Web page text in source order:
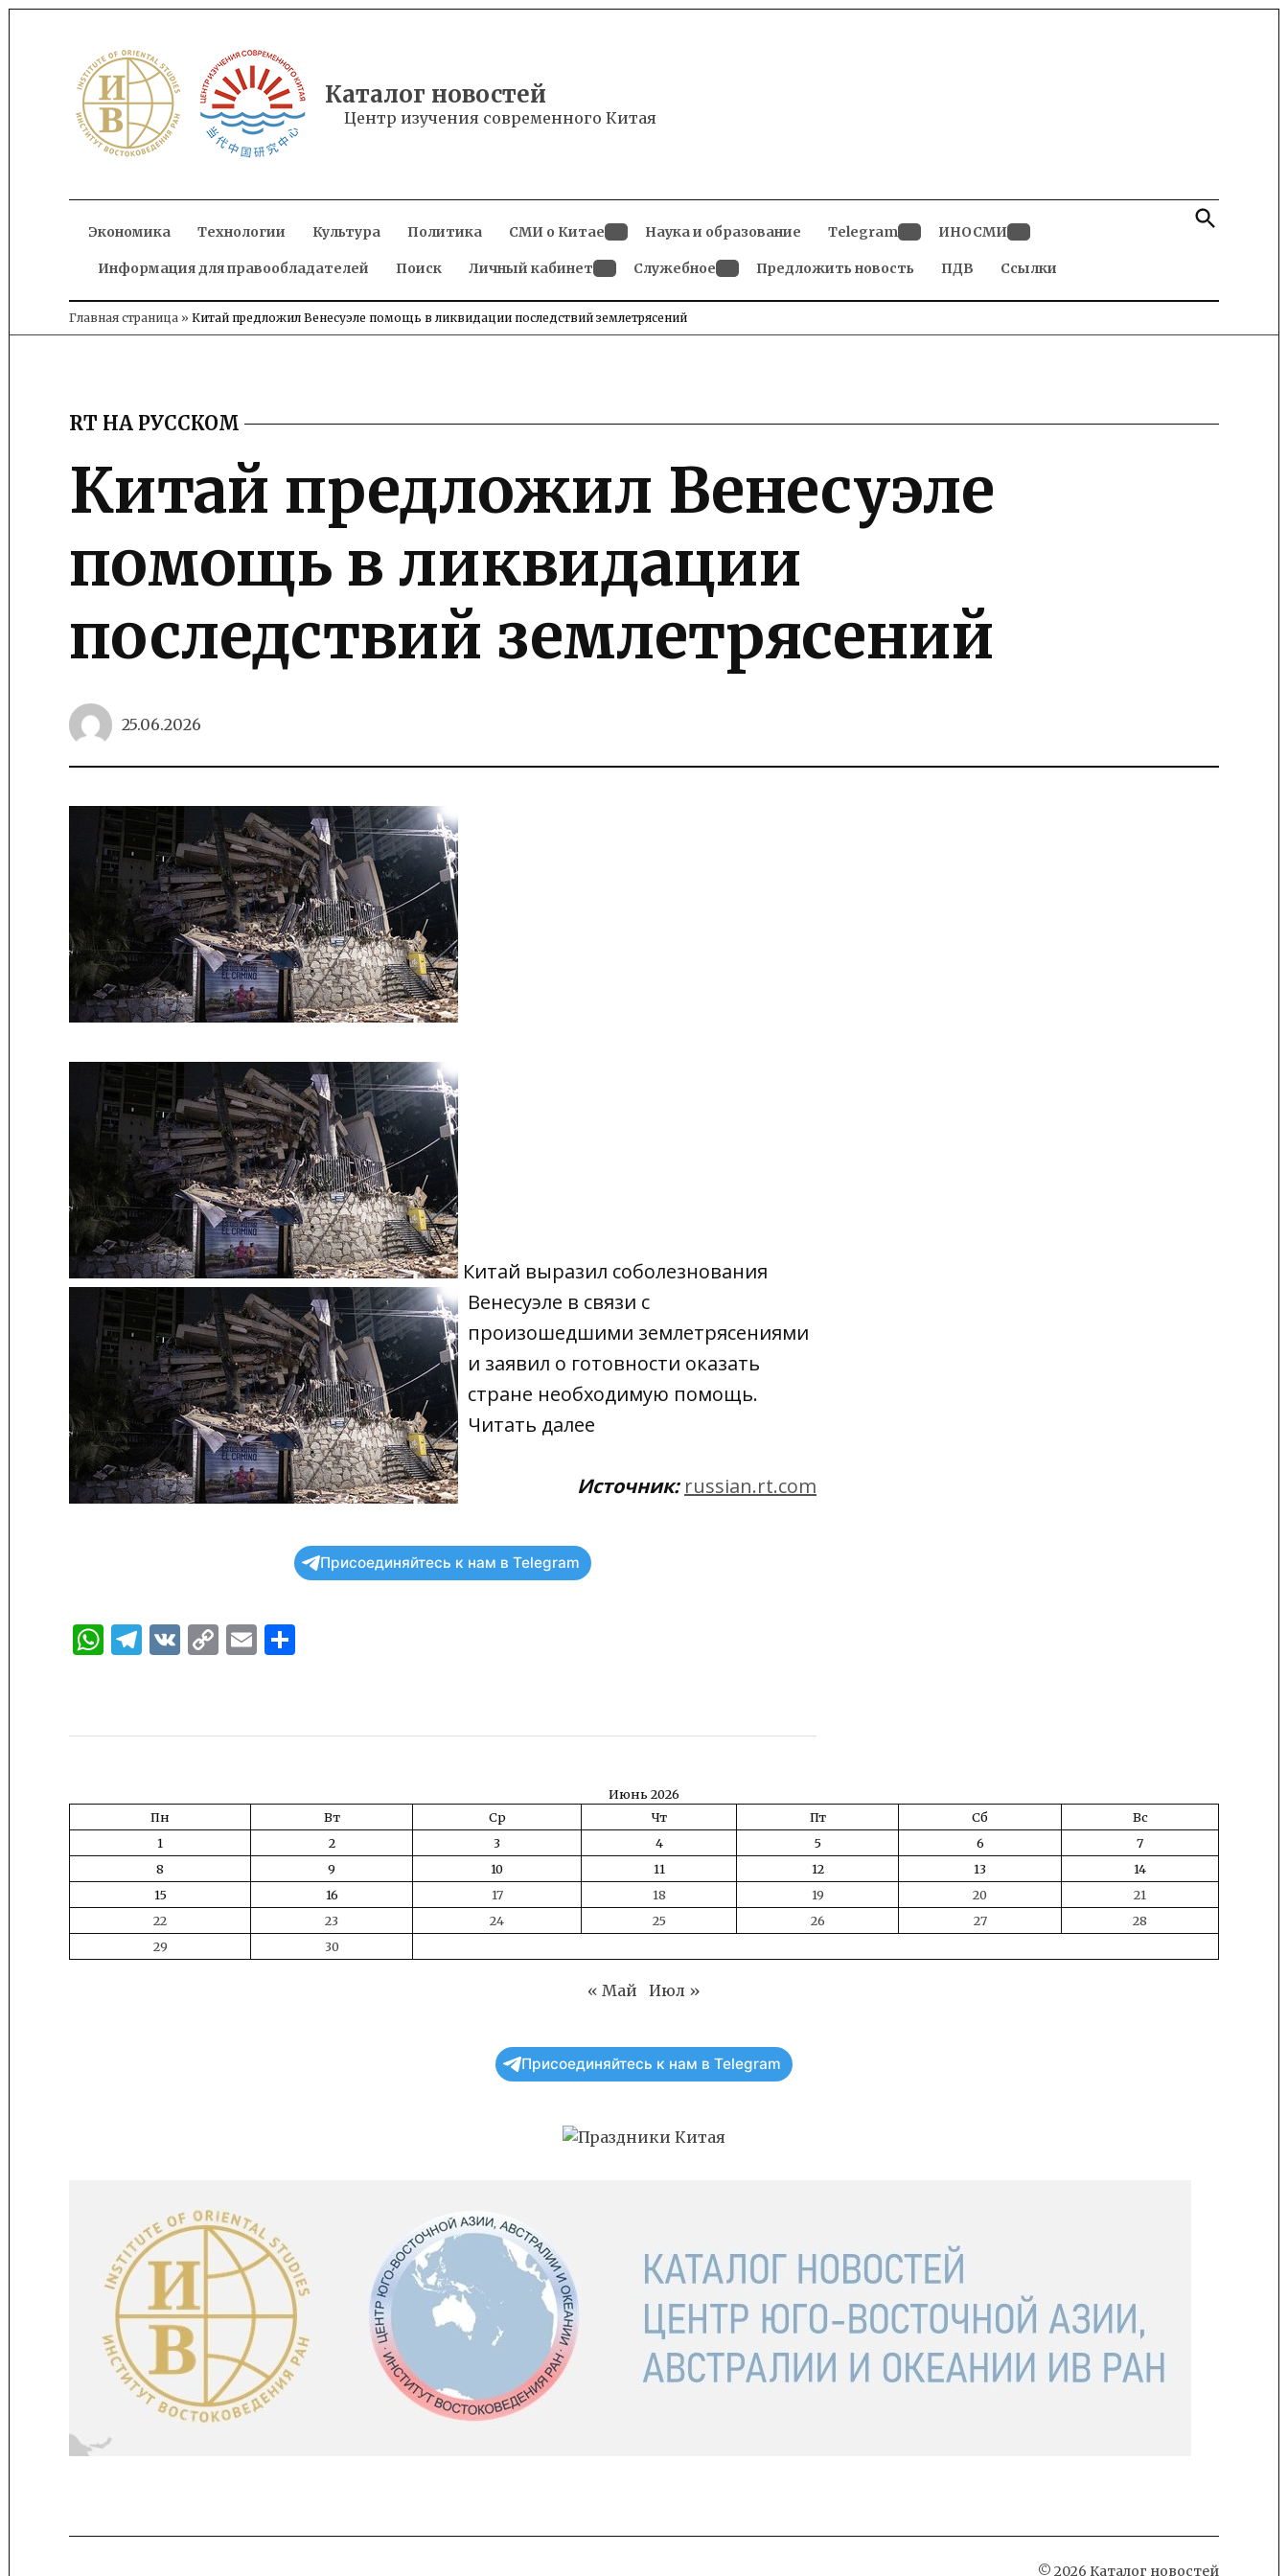
content
Каталог новостей
Центр изучения современного Китая
Экономика Технологии Культура Политика СМИ о Китае
dropdown
menu
Наука и образование Telegram
dropdown
ИНОСМИ
dropdown
Информация для правообладателей Поиск Личный кабинет
dropdown
menu
Служебное
dropdown
Предложить новость ПДВ Ссылки
Open
Search
Главная страница » Китай предложил Венесуэле помощь в ликвидации последствий землетрясений
POSTED
RT НА РУССКОМ
Китай предложил Венесуэле
помощь в ликвидации
последствий землетрясений
25.06.2026
Китай выразил соболезнования
Венесуэле в связи с
произошедшими землетрясениями
и заявил о готовности оказать
стране необходимую помощь.
Читать далее
Источник: russian.rt.com
Присоединяйтесь к нам в Telegram
WhatsApp
Telegram
VK CopyEmail
Июнь 2026
Пн
Вт Ср Чт Пт Сб
Вс
1
2 3 4 5 6
7
8
9 10 11 12 13
14
15
16 17 18 19 20
21
22
23 24 25 26 27
28
29
30
« Май Июл »
Присоединяйтесь к нам в Telegram
© 2026 Каталог новостей